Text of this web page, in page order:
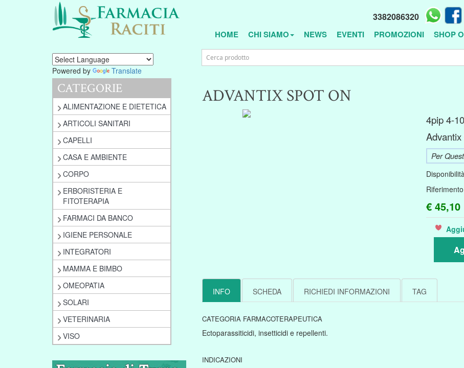
3382086320
HOME CHI SIAMO NEWS EVENTI PROMOZIONI SHOP
Powered by Translate
ADVANTIX SPOT ON
4pip 4-
Per
€ 45,10
INFO SCHEDA RICHIEDI INFORMAZIONI TAG
CATEGORIA FARMACOTERAPEUTICA
Ectoparassiticidi, insetticidi e repellenti.
INDICAZIONI
CATEGORIE
ALIMENTAZIONE E DIETETICA
ARTICOLI SANITARI
CAPELLI
CASA E AMBIENTE
CORPO
ERBORISTERIA E
FITOTERAPIA
FARMACI DA BANCO
IGIENE PERSONALE
INTEGRATORI
MAMMA E BIMBO
OMEOPATIA
SOLARI
VETERINARIA
VISO